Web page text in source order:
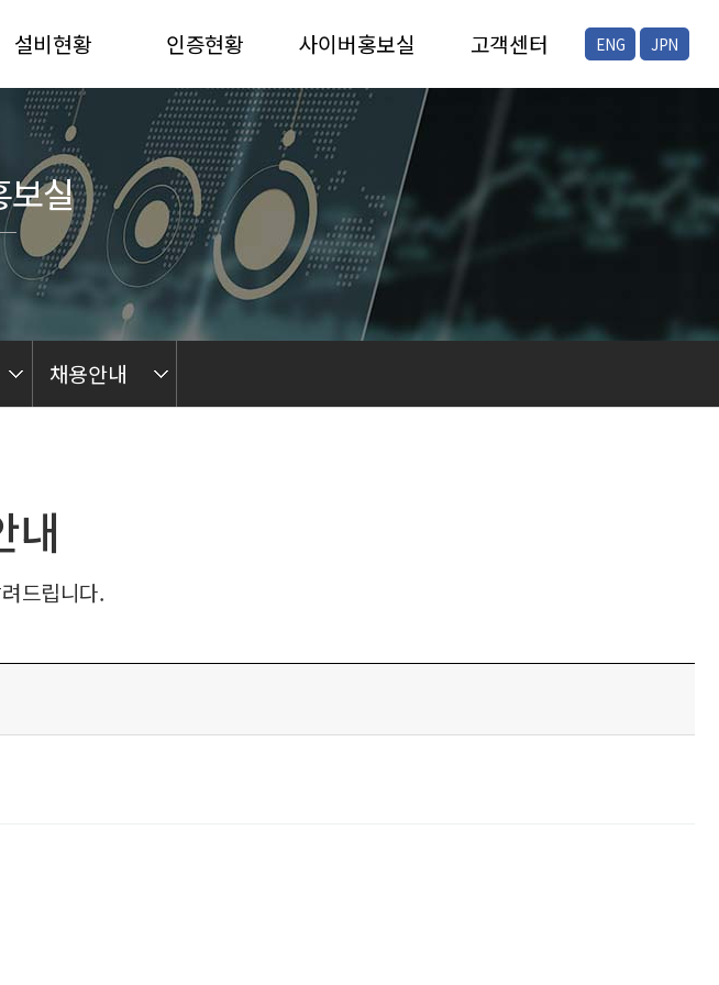
설비현황
진해 PLANT
밀양 PLANT
가공 PLANT
Quality Control
Process Line
인증현황
선급인증
품질인증
사이버홍보실
채용안내
공지/뉴스
현장스케치
프레스자료실
고객센터
온라인문의
ENG JPN
채용안내
보실
내
드립니다.